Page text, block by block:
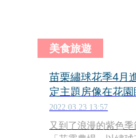
美食旅遊
苗栗繡球花季4
定主題房像在花
2022.03.23 13:57
又到了浪漫的紫色